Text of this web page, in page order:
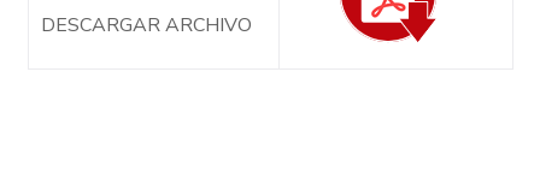
DESCARGAR ARCHIVO